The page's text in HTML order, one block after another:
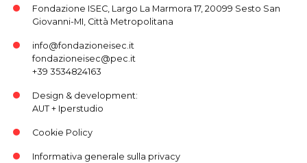
Fondazione ISEC, Largo La Marmora 17, 20099 Sesto San
Giovanni-MI, Città Metropolitana
info@fondazioneisec.it
fondazioneisec@pec.it
+39 3534824163
Design & development:
AUT+ Iperstudio
Cookie Policy
Informativa generale sulla privacy